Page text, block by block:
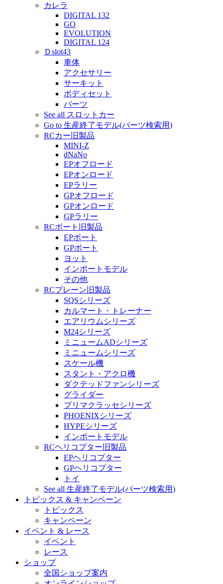
カレラ
DIGITAL 132
GO
EVOLUTION
DIGITAL 124
Ｄslot43
車体
アクセサリー
サーキット
ボディセット
パーツ
See all スロットカー
Go to 生産終了モデル(パーツ検索用)
RCカー旧製品
MINI-Z
dNaNo
EPオフロード
EPオンロード
EPラリー
GPオフロード
GPオンロード
GPラリー
RCボート旧製品
EPボート
GPボート
ヨット
インポートモデル
その他
RCプレーン旧製品
SQSシリーズ
カルマート・トレーナー
エアリウムシリーズ
M24シリーズ
ミニュームADシリーズ
ミニュームシリーズ
スケール機
スタント・アクロ機
ダクテッドファンシリーズ
グライダー
プリマクラッセシリーズ
PHOENIXシリーズ
HYPEシリーズ
インポートモデル
RCヘリコプター旧製品
EPヘリコプター
GPヘリコプター
トイ
See all 生産終了モデル(パーツ検索用)
トピックス & キャンペーン
トピックス
キャンペーン
イベント & レース
イベント
レース
ショップ
全国ショップ案内